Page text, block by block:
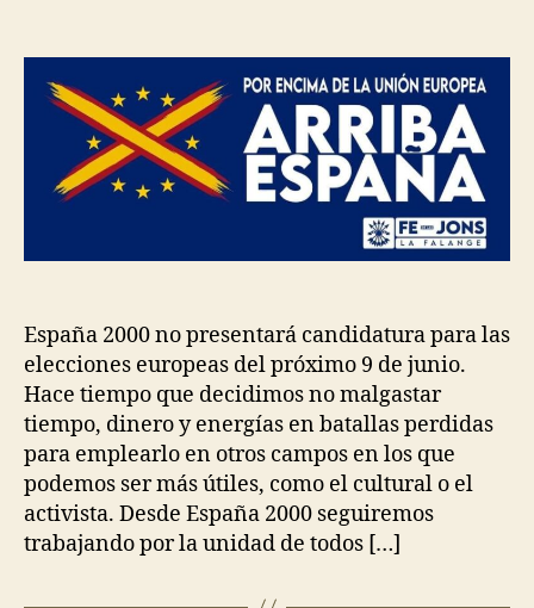
España 2000 no presentará candidatura para las
elecciones europeas del próximo 9 de junio.
Hace tiempo que decidimos no malgastar
tiempo, dinero y energías en batallas perdidas
para emplearlo en otros campos en los que
podemos ser más útiles, como el cultural o el
activista. Desde España 2000 seguiremos
trabajando por la unidad de todos […]